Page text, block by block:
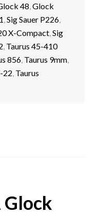
48 ,Glock
,Sig Sauer P226
X-Compact ,Sig
Taurus 45-410
856 Taurus 9mm
22 Taurus
Glock